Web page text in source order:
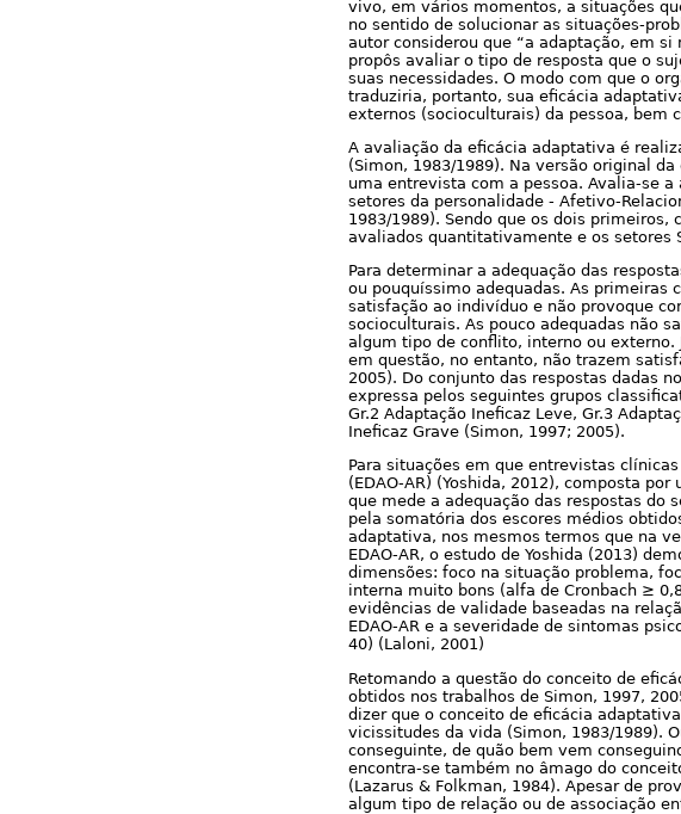
vivo, em vários momentos, a situações
no sentido de solucionar as situações-
autor considerou que “a adaptação, em
propôs avaliar o tipo de resposta que o
suas necessidades. O modo com que o
traduziria, portanto, sua eficácia
externos (socioculturais) da pessoa, bem
A avaliação da eficácia adaptativa é
(Simon, 1983/1989). Na versão original
uma entrevista com a pessoa. Avalia-se
setores da personalidade - Afetivo-
1983/1989). Sendo que os dois
avaliados quantitativamente e os setores
Para determinar a adequação das
ou pouquíssimo adequadas. As primeiras
satisfação ao indivíduo e não provoque
socioculturais. As pouco adequadas não
algum tipo de conflito, interno ou externo.
em questão, no entanto, não trazem
2005). Do conjunto das respostas dadas
expressa pelos seguintes grupos
Gr.2 Adaptação Ineficaz Leve, Gr.3
Ineficaz Grave (Simon, 1997; 2005).
Para situações em que entrevistas
(EDAO-AR) (Yoshida, 2012), composta
que mede a adequação das respostas do
pela somatória dos escores médios
adaptativa, nos mesmos termos que na
EDAO-AR, o estudo de Yoshida (2013)
dimensões: foco na situação problema,
interna muito bons (alfa de Cronbach ≥
evidências de validade baseadas na
EDAO-AR e a severidade de sintomas
40) (Laloni, 2001)
Retomando a questão do conceito de
obtidos nos trabalhos de Simon, 1997,
dizer que o conceito de eficácia
vicissitudes da vida (Simon, 1983/1989).
conseguinte, de quão bem vem
encontra-se também no âmago do
(Lazarus & Folkman, 1984). Apesar de
algum tipo de relação ou de associação